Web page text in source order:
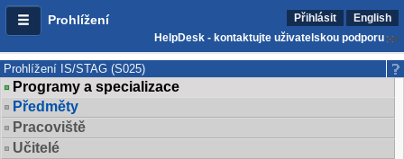
Prohlížení Přihlásit
English
HelpDesk - kontaktujte uživatelskou podporu
Prohlížení IS/STAG (S025)
Programy a specializace
Předměty
Pracoviště
Učitelé